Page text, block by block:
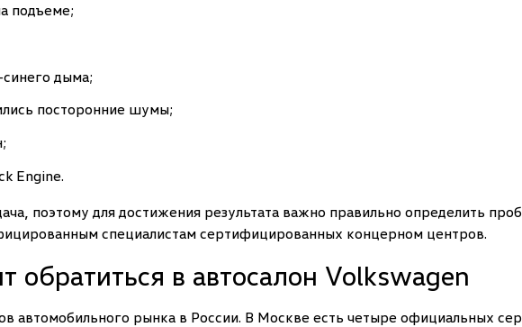
подъеме;
дыма;
посторонние шумы;
Engine.
поэтому для достижения результата важно правильно определить
специалистам сертифицированных концерном центров.
обратиться в автосалон Volkswagen
автомобильного рынка в России. В Москве есть четыре официальных